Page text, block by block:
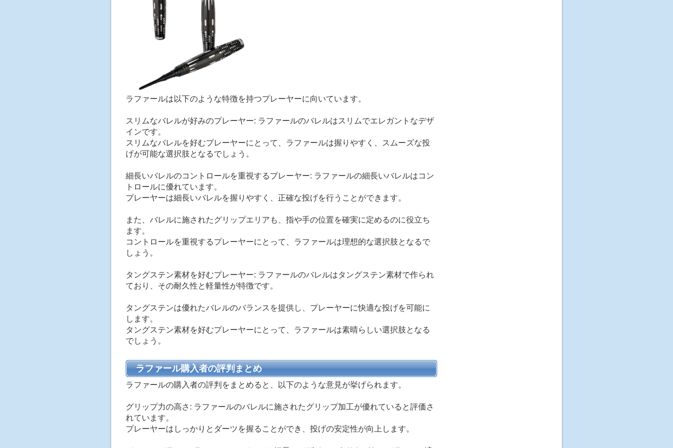
ラファールは以下のような特徴を持つプレーヤーに向いています。
スリムなバレルが好みのプレーヤー: ラファールのバレルはスリムでエレガントなデザ
インです。
スリムなバレルを好むプレーヤーにとって、ラファールは握りやすく、スムーズな投
げが可能な選択肢となるでしょう。
細長いバレルのコントロールを重視するプレーヤー: ラファールの細長いバレルはコン
トロールに優れています。
プレーヤーは細長いバレルを握りやすく、正確な投げを行うことができます。
また、バレルに施されたグリップエリアも、指や手の位置を確実に定めるのに役立ち
ます。
コントロールを重視するプレーヤーにとって、ラファールは理想的な選択肢となるで
しょう。
タングステン素材を好むプレーヤー: ラファールのバレルはタングステン素材で作られ
ており、その耐久性と軽量性が特徴です。
タングステンは優れたバレルのバランスを提供し、プレーヤーに快適な投げを可能に
します。
タングステン素材を好むプレーヤーにとって、ラファールは素晴らしい選択肢となる
でしょう。
ラファール購入者の評判まとめ
ラファールの購入者の評判をまとめると、以下のような意見が挙げられます。
グリップ力の高さ: ラファールのバレルに施されたグリップ加工が優れていると評価さ
れています。
プレーヤーはしっかりとダーツを握ることができ、投げの安定性が向上します。